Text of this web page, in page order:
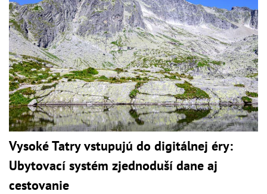
Vysoké Tatry vstupujú do digitálnej éry:
Ubytovací systém zjednoduší dane aj
cestovanie